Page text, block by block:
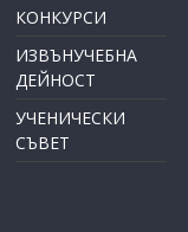
КОНКУРСИ
ИЗВЪНУЧЕБНА
ДЕЙНОСТ
УЧЕНИЧЕСКИ
СЪВЕТ